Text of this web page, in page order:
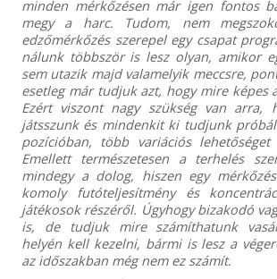
minden mérkőzésen már igen fontos
megy a harc. Tudom, nem
edzőmérkőzés szerepel egy csapat
nálunk többször is lesz olyan, amikor
sem utazik majd valamelyik meccsre,
esetleg már tudjuk azt, hogy mire képes
Ezért viszont nagy szükség van arra,
játsszunk és mindenkit ki tudjunk
pozícióban, több variációs lehetőséget
Emellett természetesen a terhelés
mindegy a dolog, hiszen egy
komoly futóteljesítmény és
játékosok részéről. Úgyhogy bizakodó
is, de tudjuk mire számíthatunk
helyén kell kezelni, bármi is lesz a
az időszakban még nem ez számít.